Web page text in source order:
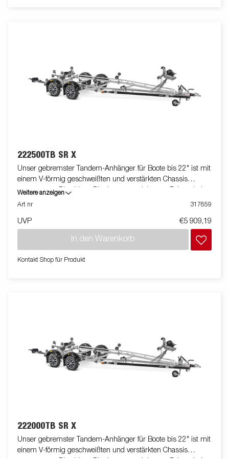
222500TB SR X
Unser gebremster Tandem-Anhänger für Boote bis 22" ist mit
einem V-förmig geschweißten und verstärkten Chassis
ausgestattet. Dies bietet Dir ein ausgezeichnetes Fahrverhalten.
Das feuerverzinkte Chassis gewährt Deinem Boot eine lange
Deines Fahrgestell geschützt verlegt. Die wasserdichten
eine lange Lebensdauer. Die geschlossene Winde schützt vor
und mit einer extra Sicherungskette ausgestattet. Die
abweichen oder optionales Zubehör enthalten
Weitere anzeigen
Art nr
317659
UVP €5 909,19
In den Warenkorb
Kontakt Shop für Produkt
222000TB SR X
Unser gebremster Tandem-Anhänger für Boote bis 22" ist mit
einem V-förmig geschweißten und verstärkten Chassis